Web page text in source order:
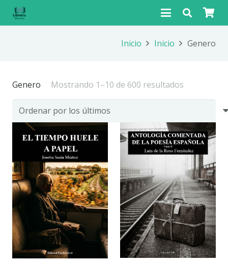
Inicio Inicio Genero
Genero Mostrando 1–10 de 600 resultados
por
últimos